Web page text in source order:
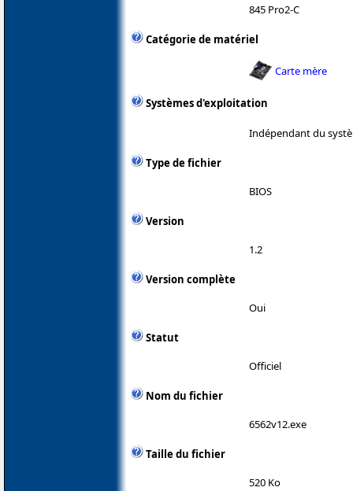
845 Pro2-C
Catégorie de matériel
Carte mère
Systèmes d'exploitation
Indépendant du
Type de fichier
BIOS
Version
1.2
Version complète
Oui
Statut
Officiel
Nom du fichier
6562v12.exe
Taille du fichier
520 Ko